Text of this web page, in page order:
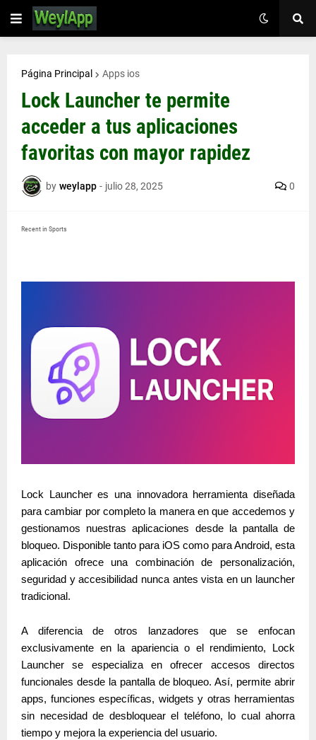
Página Principal Apps ios
Lock Launcher te permite
acceder a tus aplicaciones
favoritas con mayor rapidez
by weylapp - julio 28, 2025 0
Recent in Sports
Lock Launcher es una innovadora herramienta diseñada
para cambiar por completo la manera en que accedemos y
gestionamos nuestras aplicaciones desde la pantalla de
bloqueo. Disponible tanto para iOS como paraAndroid, esta
aplicación ofrece una combinación de personalización,
seguridad y accesibilidad nunca antes vista en un launcher
tradicional.
A diferencia de otros lanzadores que se enfocan
exclusivamente en la apariencia o el rendimiento, Lock
Launcher se especializa en ofrecer accesos directos
funcionales desde la pantalla de bloqueo. Así, permite abrir
apps, funciones específicas, widgets y otras herramientas
sin necesidad de desbloquear el teléfono, lo cual ahorra
tiempo y mejora la experiencia del usuario.